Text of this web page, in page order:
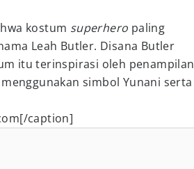
kostum superhero paling
Leah Butler. Disana Butler
itu terinspirasi oleh penampilan
simbol Yunani serta
caption]